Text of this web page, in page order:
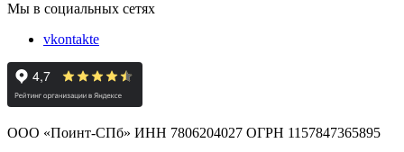
Мы в социальных сетях
vkontakte
ООО «Поинт-СПб» ИНН 7806204027 ОГРН 1157847365895